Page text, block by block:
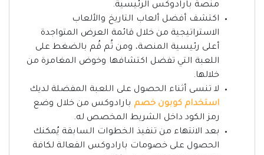
منصة بارادوكس الرئيسية.
اكتشف أفضل ألعاب التاريخ والألعاب
الاستراتيجية من خلال قائمة العرض المتواجدة
أعلى رئيسية المنصة، ومن ثُم قُم بالضغط على
اللعبة التي تفضل اكتشافها وخوض المغامرة من
خلالها.
لا تنسى أثناء الحصول على اللعبة المفضلة لديك
استخدام كوبون خصم بارادوكس من خلال وضع
رمز الكود داخل الشريط المخصص له.
بعد الانتهاء من تنفيذ الخطوات السابقة يُمكنك
الحصول على خصومات بارادوكس الفعالة لكافة